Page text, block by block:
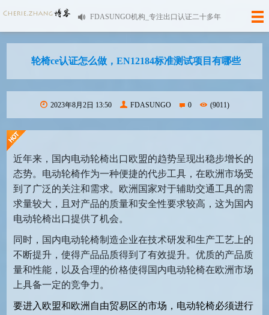
FDASUNGO机构_专注出口认证二十多年
轮椅ce认证怎么做，EN12184标准测试项目有哪些
2023年8月2日 13:50 FDASUNGO 0 (9011)
近年来，国内电动轮椅出口欧盟的趋势呈现出稳步增长的
态势。电动轮椅作为一种便捷的代步工具，在欧洲市场受
到了广泛的关注和需求。欧洲国家对于辅助交通工具的需
求量较大，且对产品的质量和安全性要求较高，这为国内
电动轮椅出口提供了机会。
同时，国内电动轮椅制造企业在技术研发和生产工艺上的
不断提升，使得产品品质得到了有效提升。优质的产品质
量和性能，以及合理的价格使得国内电动轮椅在欧洲市场
上具备一定的竞争力。
要进入欧盟和欧洲自由贸易区的市场，电动轮椅必须进行